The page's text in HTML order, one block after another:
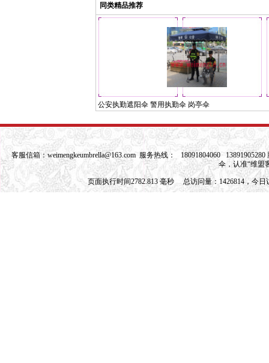
同类精品推荐
公安执勤遮阳伞 警用执勤伞 岗亭伞
客服信箱： weimengkeumbrella@163.com 服务热线： 18091804060
伞，认准“维
页面执行时间2782.813 毫秒 总访问量：1426814，今日